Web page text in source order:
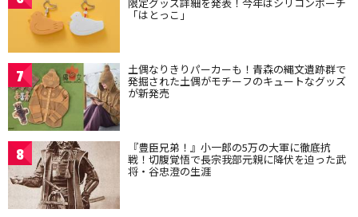
「はとっこ」
7 土偶なりきりパーカーも！青森の縄文遺跡群で
発掘された土偶がモチーフのキュートなグッズ
が新発売
8 『豊臣兄弟！』小一郎の5万の大軍に徹底抗
戦！切腹覚悟で長宗我部元親に降伏を迫った武
将・谷忠澄の生涯